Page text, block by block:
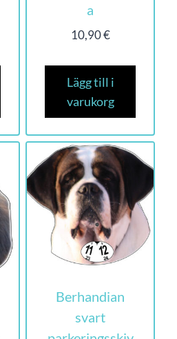
a
10,90€
Lägg till i
varukorg
Berhandian
svart